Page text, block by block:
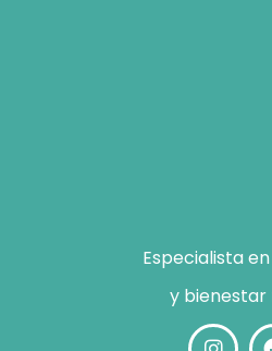
Especialista
y bienestar